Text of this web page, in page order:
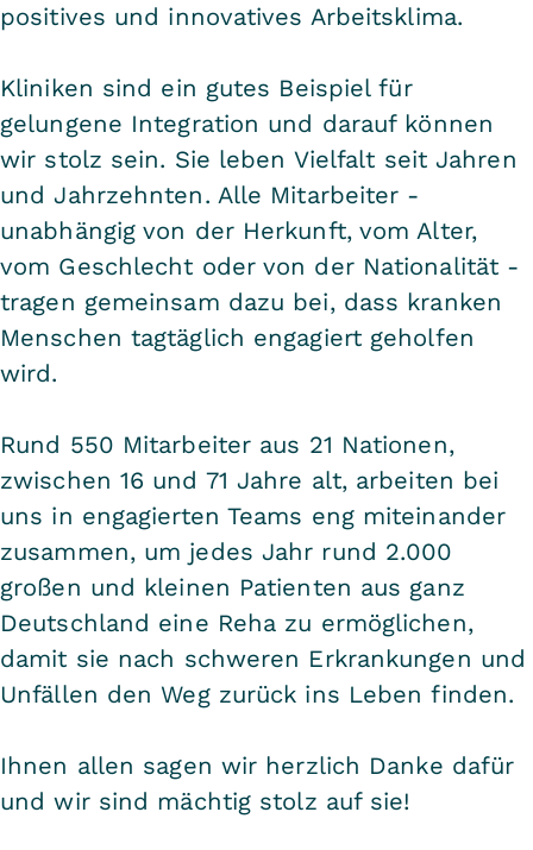
positives und innovatives Arbeitsklima.
Kliniken sind ein gutes Beispiel für
gelungene Integration und darauf können
wir stolz sein. Sie leben Vielfalt seit Jahren
und Jahrzehnten. Alle Mitarbeiter -
unabhängig von der Herkunft, vom Alter,
vom Geschlecht oder von der Nationalität -
tragen gemeinsam dazu bei, dass kranken
Menschen tagtäglich engagiert geholfen
wird.
Rund 550 Mitarbeiter aus 21 Nationen,
zwischen 16 und 71 Jahre alt, arbeiten bei
uns in engagierten Teams eng miteinander
zusammen, um jedes Jahr rund 2.000
großen und kleinen Patienten aus ganz
Deutschland eine Reha zu ermöglichen,
damit sie nach schweren Erkrankungen und
Unfällen den Weg zurück ins Leben finden.
Ihnen allen sagen wir herzlich Danke dafür
und wir sind mächtig stolz auf sie!